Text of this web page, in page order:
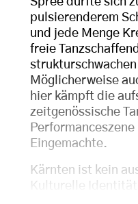
pulsierenderem
und jede Menge
freie
Möglicherweise
hier kämpft die
zeitgenössische
Eingemachte.
Kärnten ist kein
Kulturelle Identität